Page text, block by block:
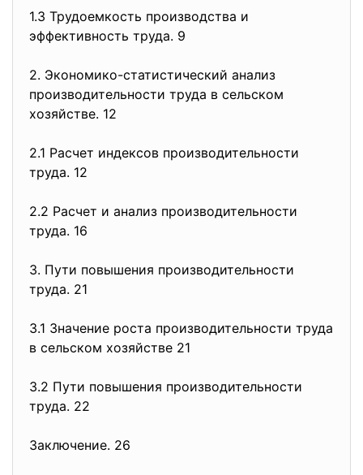
1.3 Трудоемкость производства и
эффективность труда. 9
2. Экономико-статистический анализ
производительности труда в сельском
хозяйстве. 12
2.1 Расчет индексов производительности
труда. 12
2.2 Расчет и анализ производительности
труда. 16
3. Пути повышения производительности
труда. 21
3.1 Значение роста производительности труда
в сельском хозяйстве 21
3.2 Пути повышения производительности
труда. 22
Заключение. 26